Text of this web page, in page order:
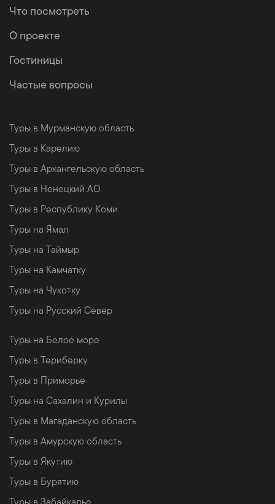
Что посмотреть
О проекте
Гостиницы
Частые вопросы
Туры в Мурманскую область
Туры в Карелию
Туры в Архангельскую область
Туры в Ненецкий АО
Туры в Республику Коми
Туры на Ямал
Туры на Таймыр
Туры на Камчатку
Туры на Чукотку
Туры на Русский Север
Туры на Белое море
Туры в Териберку
Туры в Приморье
Туры на Сахалин и Курилы
Туры в Магаданскую область
Туры в Амурскую область
Туры в Якутию
Туры в Бурятию